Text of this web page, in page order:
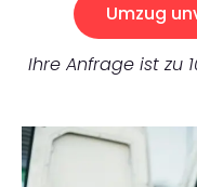
Umzug
Ihre Anfrage ist zu